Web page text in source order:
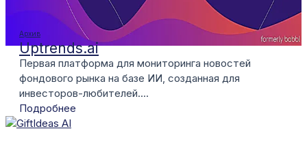
Архив
Uptrends.ai
Первая платформа для мониторинга новостей
фондового рынка на базе ИИ, созданная для
инвесторов-любителей....
Подробнее